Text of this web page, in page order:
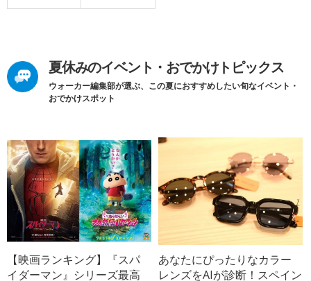
夏休みのイベント・おでかけトピックス
ウォーカー編集部が選ぶ、この夏におすすめしたい旬なイベント・
おでかけスポット
【映画ランキング】『スパ
イダーマン』シリーズ最高
あなたにぴったりなカラー
レンズをAIが診断！スペイン